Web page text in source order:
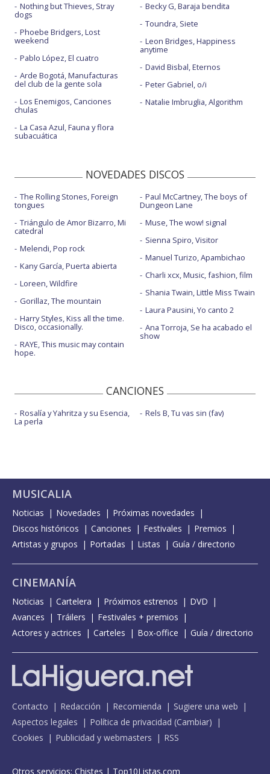
Nothing but Thieves, Stray
dogs
Phoebe Bridgers, Lost
weekend
Pablo López, El cuatro
Arde Bogotá, Manufacturas
del club de la gente sola
Los Enemigos, Canciones
chulas
La Casa Azul, Fauna y flora
subacuática
Becky G, Baraja bendita
Toundra, Siete
Leon Bridges, Happiness
anytime
David Bisbal, Eternos
Peter Gabriel, o/i
Natalie Imbruglia, Algorithm
NOVEDADES DISCOS
The Rolling Stones, Foreign
tongues
Triángulo de Amor Bizarro, Mi
catedral
Melendi, Pop rock
Kany García, Puerta abierta
Loreen, Wildfire
Gorillaz, The mountain
Harry Styles, Kiss all the time.
Disco, occasionally.
RAYE, This music may contain
hope.
Paul McCartney, The boys of
Dungeon Lane
Muse, The wow! signal
Sienna Spiro, Visitor
Manuel Turizo, Apambichao
Charli xcx, Music, fashion, film
Shania Twain, Little Miss Twain
Laura Pausini, Yo canto 2
Ana Torroja, Se ha acabado el
show
CANCIONES
Rosalía y Yahritza y su Esencia,
La perla
Rels B, Tu vas sin (fav)
MUSICALIA
Noticias Novedades
Próximas novedades
Discos históricos
Canciones Festivales
Premios
Artistas y grupos
Portadas Listas Guía / directorio
CINEMANÍA
Noticias Cartelera Próximos estrenos
DVD
Avances
Tráilers
Festivales + premios
Actores y actrices
Carteles Box-office Guía / directorio
Contacto Redacción Recomienda
Sugiere una web
Aspectos legales
Política de privacidad (Cambiar)
Cookies
Publicidad y webmasters RSS
Otros servicios: Chistes | Top10Listas.com